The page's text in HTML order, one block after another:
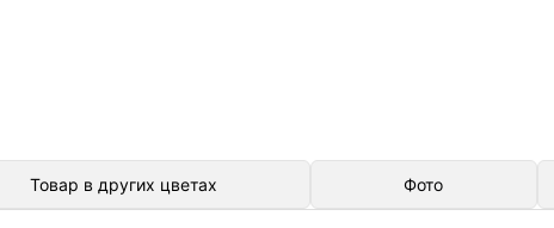
Товар в других цветах Фото